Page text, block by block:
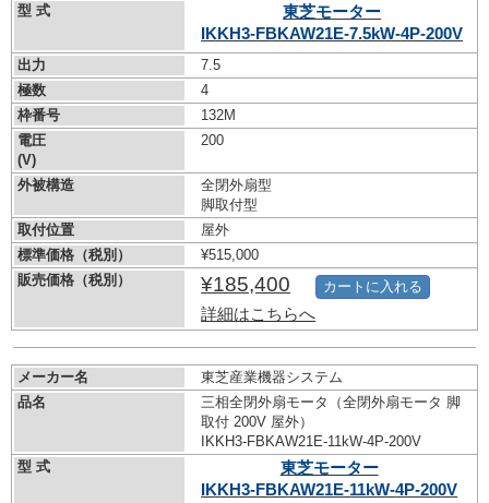
型 式
東芝モーター
IKKH3-FBKAW21E-7.5kW-4P-200V
出力
7.5
極数
4
枠番号
132M
電圧
(V)
200
外被構造
全閉外扇型
脚取付型
取付位置
屋外
標準価格（税別）
¥515,000
販売価格（税別）
¥185,400
詳細はこちらへ
カートに入れる
メーカー名
東芝産業機器システム
品名
三相全閉外扇モータ（全閉外扇モータ 脚
取付 200V 屋外）
IKKH3-FBKAW21E-11kW-4P-200V
型 式
東芝モーター
IKKH3-FBKAW21E-11kW-4P-200V